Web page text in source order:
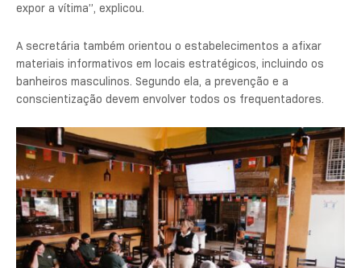
expor a vítima”, explicou.
A secretária também orientou o estabelecimentos a afixar
materiais informativos em locais estratégicos, incluindo os
banheiros masculinos. Segundo ela, a prevenção e a
conscientização devem envolver todos os frequentadores.